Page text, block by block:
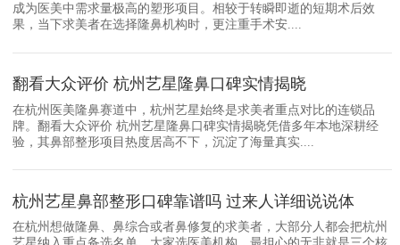
成为医美中需求量极高的塑形项目。相较于转瞬即逝的短期术后效
果，当下求美者在选择隆鼻机构时，更注重手术安....
翻看大众评价 杭州艺星隆鼻口碑实情揭晓
在杭州医美隆鼻赛道中，杭州艺星始终是求美者重点对比的连锁品
牌。翻看大众评价 杭州艺星隆鼻口碑实情揭晓凭借多年本地深耕经
验，其鼻部整形项目热度居高不下，沉淀了海量真实....
杭州艺星鼻部整形口碑靠谱吗 过来人详细说说体
在杭州想做隆鼻、鼻综合或者鼻修复的求美者，大部分人都会把杭州